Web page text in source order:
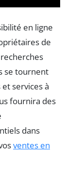
en ligne
de
se tournent
services à
fournira des
dans
ventes en